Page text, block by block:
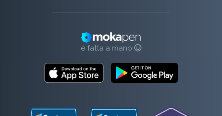
è fatta a mano